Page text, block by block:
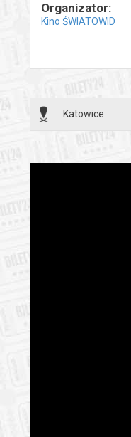
Organizator:
Kino ŚWIATOWID
Katowice